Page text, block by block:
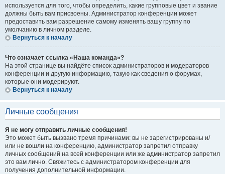
используется для того, чтобы определить, какие групповые цвет и звание
должны быть вам присвоены. Администратор конференции может
предоставить вам разрешение самому изменять вашу группу по
умолчанию в личном разделе.
Вернуться к началу
Что означает ссылка «Наша команда»?
На этой странице вы найдёте список администраторов и модераторов
конференции и другую информацию, такую как сведения о форумах,
которые они модерируют.
Вернуться к началу
Личные сообщения
Я не могу отправить личные сообщения!
Это может быть вызвано тремя причинами: вы не зарегистрированы и/
или не вошли на конференцию, администратор запретил отправку
личных сообщений на всей конференции или же администратор запретил
это вам лично. Свяжитесь с администратором конференции для
получения дополнительной информации.